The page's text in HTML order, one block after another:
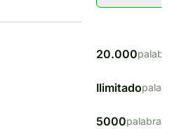
20.000palabras
Ilimitado
5000palabras